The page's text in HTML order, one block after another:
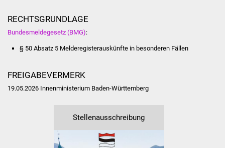
Volkshochschule
Lokale Agenda
RECHTSGRUNDLAGE
Bundesmeldegesetz (BMG):
§ 50 Absatz 5 Melderegisterauskünfte in besonderen Fällen
FREIGABEVERMERK
19.05.2026 Innenministerium Baden-Württemberg
Stellenausschreibung